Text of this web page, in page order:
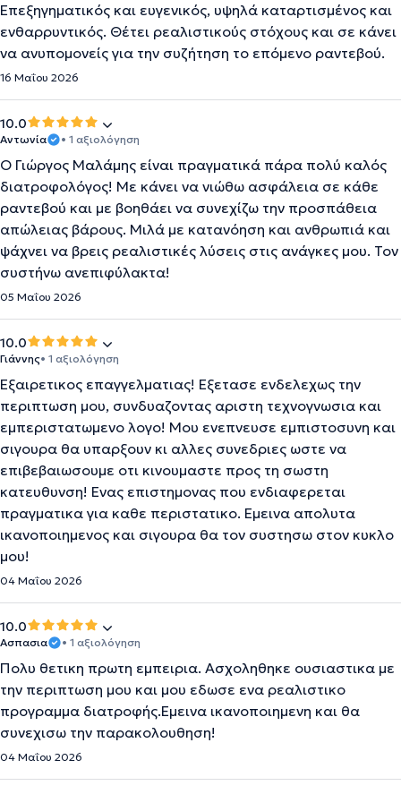
Επεξηγηματικός και ευγενικός, υψηλά καταρτισμένος και
ενθαρρυντικός. Θέτει ρεαλιστικούς στόχους και σε κάνει
να ανυπομονείς για την συζήτηση το επόμενο ραντεβού.
16 Μαΐου 2026
10.0
Αντωνία • 1 αξιολόγηση
Ο Γιώργος Μαλάμης είναι πραγματικά πάρα πολύ καλός
διατροφολόγος! Με κάνει να νιώθω ασφάλεια σε κάθε
ραντεβού και με βοηθάει να συνεχίζω την προσπάθεια
απώλειας βάρους. Μιλά με κατανόηση και ανθρωπιά και
ψάχνει να βρεις ρεαλιστικές λύσεις στις ανάγκες μου. Τον
συστήνω ανεπιφύλακτα!
05 Μαΐου 2026
10.0
Γιάννης• 1 αξιολόγηση
Εξαιρετικος επαγγελματιας! Εξετασε ενδελεχως την
περιπτωση μου, συνδυαζοντας αριστη τεχνογνωσια και
εμπεριστατωμενο λογο! Μου ενεπνευσε εμπιστοσυνη και
σιγουρα θα υπαρξουν κι αλλες συνεδριες ωστε να
επιβεβαιωσουμε οτι κινουμαστε προς τη σωστη
κατευθυνση! Ενας επιστημονας που ενδιαφερεται
πραγματικα για καθε περιστατικο. Εμεινα απολυτα
ικανοποιημενος και σιγουρα θα τον συστησω στον κυκλο
μου!
04 Μαΐου 2026
10.0
Ασπασια • 1 αξιολόγηση
Πολυ θετικη πρωτη εμπειρια. Ασχοληθηκε ουσιαστικα με
την περιπτωση μου και μου εδωσε ενα ρεαλιστικο
προγραμμα διατροφής.Εμεινα ικανοποιημενη και θα
συνεχισω την παρακολουθηση!
04 Μαΐου 2026